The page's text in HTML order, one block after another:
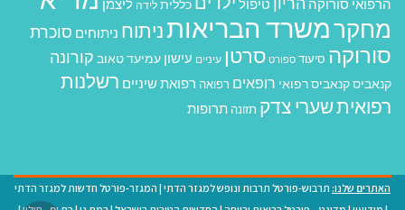
הרפואי סורוקה
טיפול כללית לידה ליצמן
מחקרמשרד הבריאות ניתוח ניתוחים סוכרת
סורוקה סיעוד ספורט סרטן עיניים עישון עמיעד טאוב קורונה
קנאביסקנאביס רפואי רופאים רפואה רפואת שיניים רשלנות
רפואיתשערי צדק תזונה תרופות
האתרים שלנו: תרבוש-פורטל תרבות ונופש למגזר הדתי | המגזר-פורטל חדשות למגזר הדתי